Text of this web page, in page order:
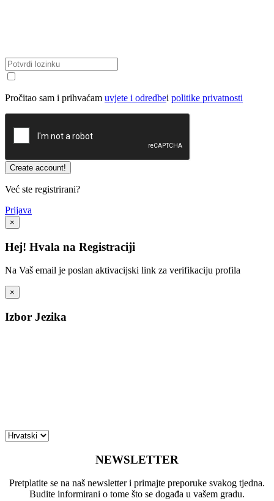
Pročitao sam i prihvaćam uvjete i odredbei politike privatnosti
Već ste registrirani?
Prijava
×
Hej! Hvala na Registraciji
Na Vaš email je poslan aktivacijski link za verifikaciju profila
×
Izbor Jezika
NEWSLETTER
Pretplatite se na naš newsletter i primajte preporuke svakog tjedna.
Budite informirani o tome što se događa u vašem gradu.